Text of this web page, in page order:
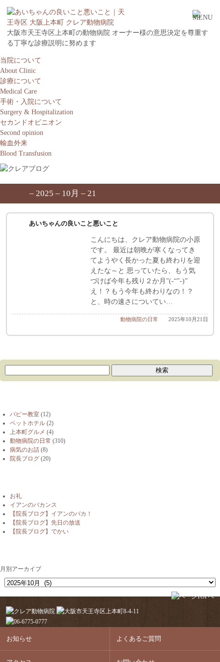
大阪市天王寺区上本町の動物病院 オーナー様の意思決定を尊重す
る丁寧な診療説明に努めます
当院について
About Clinic
診療について
Medical Care
手術・入院について
Surgery & Hospitalization
セカンドオピニオン
Second opinion
輸血外来
Blood Transfusion
– 2025 – 10月 – 21
あいちゃんの良いこと悪いこと
こんにちは、クレア動物病院の小原
です。 最近は朝晩が寒くなってき
てようやく長かった夏も終わりを迎
えたな～と 思っていたら、もう気
づけば今年も残り２か月”(-“”-)”
え！？もう今年も終わりなの！？
と、時の速さについてい…
2025年10月21日
動物病院の日常
パピー教室 (12)
ペットホテル (2)
上本町グルメ (4)
動物病院の日常 (310)
病気のお話 (8)
院長ブログ (20)
お礼
イアンのバカンス
【院長ブログ】イアンのバカ！
【院長ブログ】先日の放送
【院長ブログ】でかい
月別アーカイブ
お知らせ よくあるご質問